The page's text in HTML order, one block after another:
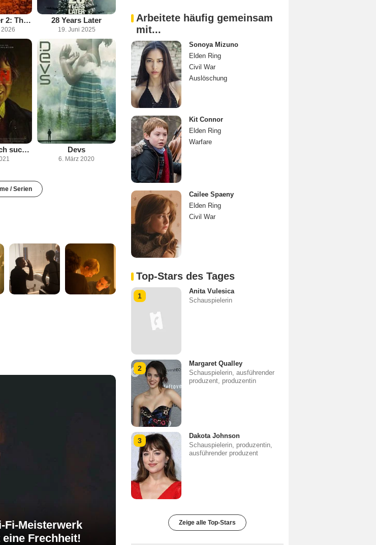
28 Years Later 2: The Bone Temple 28 Years Later
19. Juni 2025
Men - Was dich sucht, wird dich finden Devs
6. März 2020
/ Serien
Fi-Meisterwerk
Frechheit!
Arbeitete häufig gemeinsam
mit...
Sonoya Mizuno
Elden Ring
Civil War
Auslöschung
Kit Connor
Elden Ring
Warfare
Cailee Spaeny
Elden Ring
Civil War
Top-Stars des Tages
1
Anita Vulesica
Schauspielerin
2
Margaret Qualley
Schauspielerin, ausführender
produzent, produzentin
3
Dakota Johnson
Schauspielerin, produzentin,
ausführender produzent
Zeige alle Top-Stars